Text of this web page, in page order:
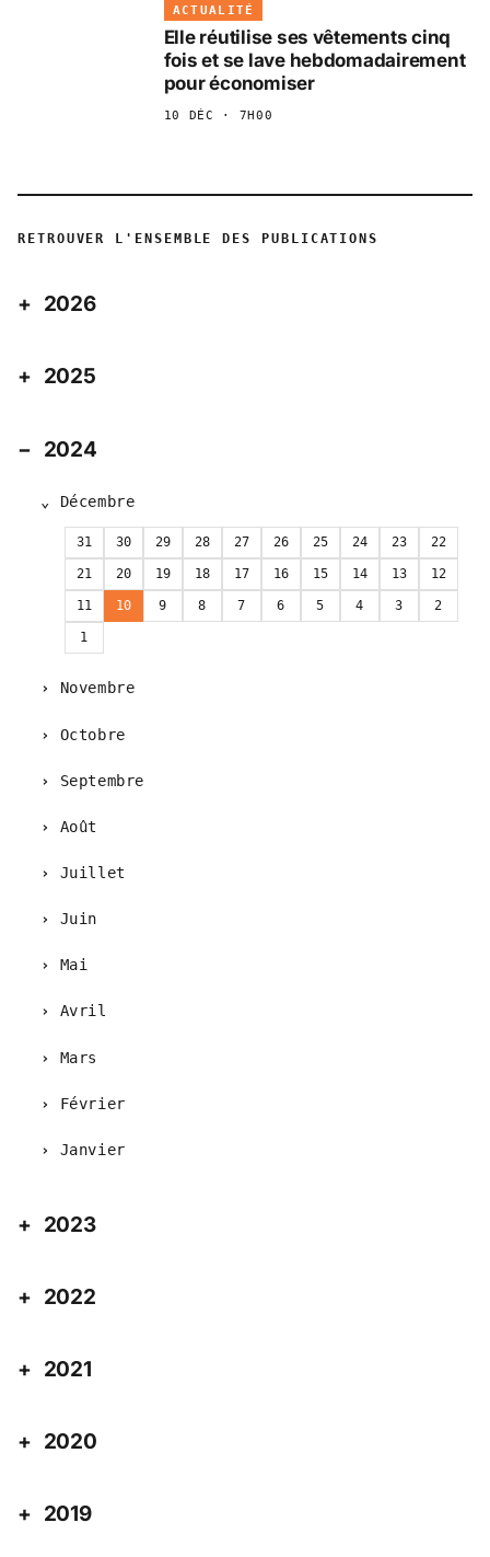
ACTUALITÉ
Elle réutilise ses vêtements cinq
fois et se lave hebdomadairement
pour économiser
10 DÉC · 7H00
RETROUVER L'ENSEMBLE DES PUBLICATIONS
2026
2025
2024
Décembre
31 30 29 28 27 26 25 24 23 22
21 20 19 18 17 16 15 14 13 12
11 10 9 8 7 6 5 4 3 2
1
Novembre
Octobre
Septembre
Août
Juillet
Juin
Mai
Avril
Mars
Février
Janvier
2023
2022
2021
2020
2019